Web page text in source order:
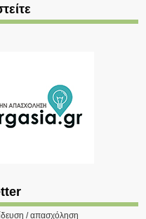
/ απασχόληση